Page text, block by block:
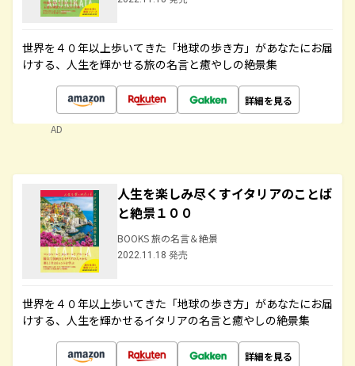
世界を４０年以上歩いてきた「地球の歩き方」があなたにお届
けする、人生を輝かせる旅の名言と癒やしの絶景集
詳細を見る
AD
人生を楽しみ尽くすイタリアのことば
と絶景１００
BOOKS 旅の名言＆絶景
2022.11.18 発売
世界を４０年以上歩いてきた「地球の歩き方」があなたにお届
けする、人生を輝かせるイタリアの名言と癒やしの絶景集
詳細を見る